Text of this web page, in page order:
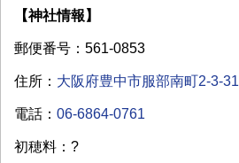
【神社情報】
郵便番号：561-0853
住所： 大阪府豊中市服部南町2-3-31
電話： 06-6864-0761
初穂料：?